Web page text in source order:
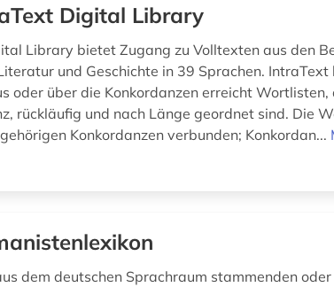
Digital Library
Library bietet Zugang zu Volltexten aus den
und Geschichte in 39 Sprachen.
oder über die Konkordanzen erreicht
rückläufig und nach Länge geordnet sind. Die
Konkordanzen verbunden; Konkordan...
dem deutschen Sprachraum stammenden